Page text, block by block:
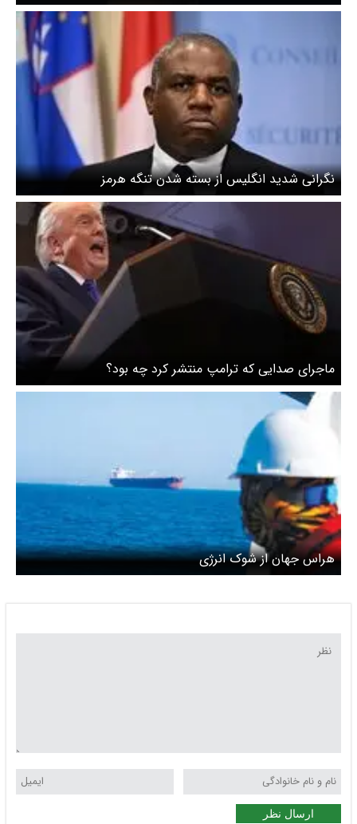
نگرانی شدید انگلیس از بسته شدن تنگه هرمز
ماجرای صدایی که ترامپ منتشر کرد چه بود؟
هراس جهان از شوک انرژی
ارسال نظر